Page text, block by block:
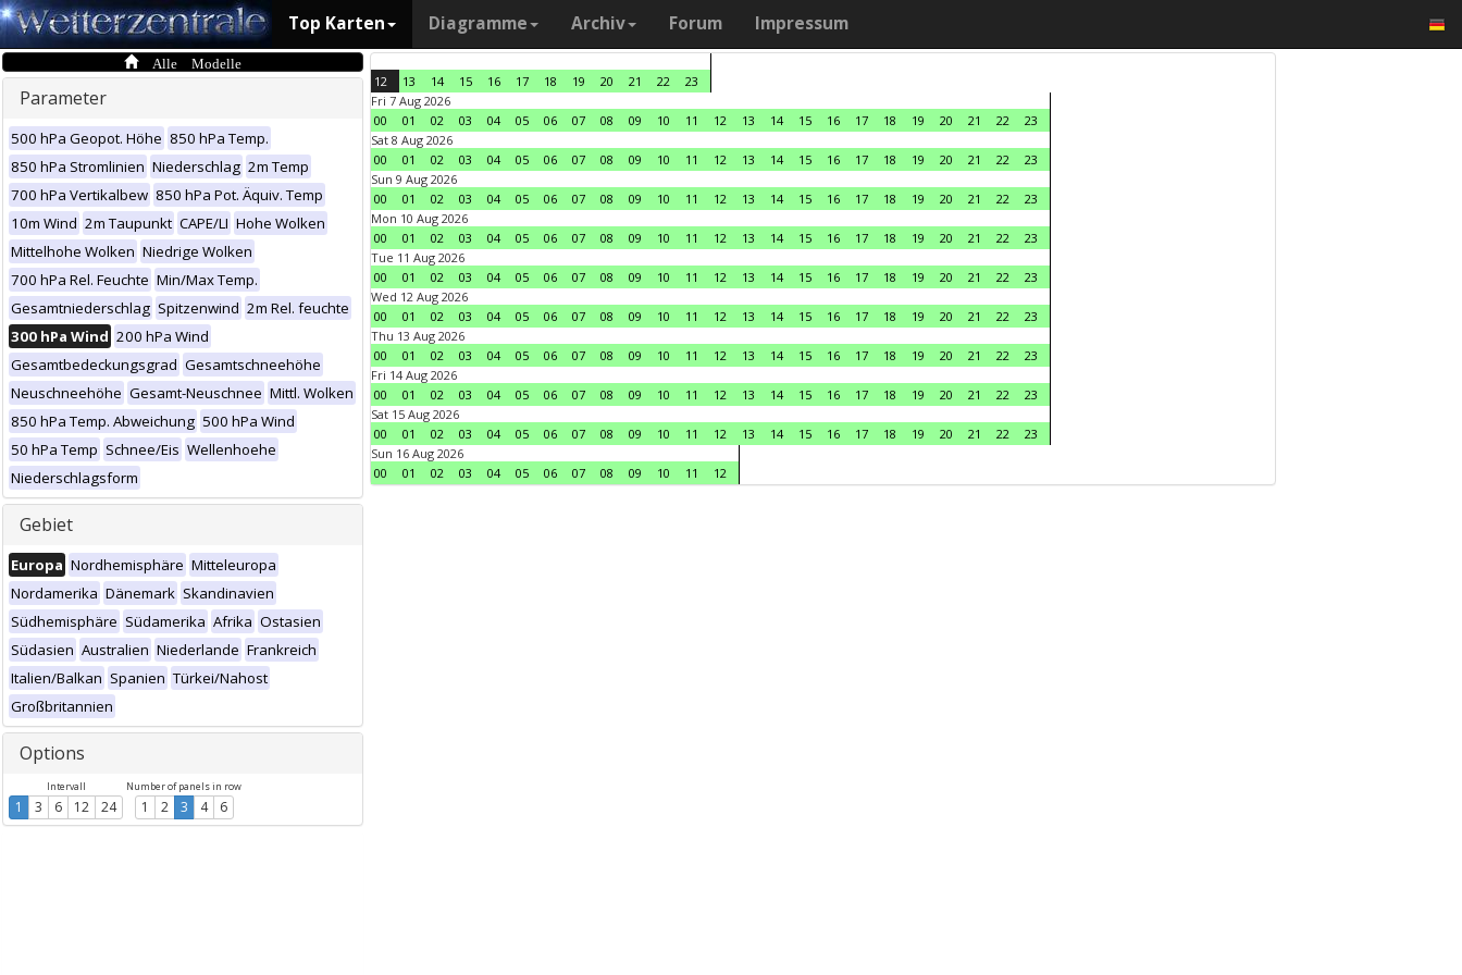
Top Karten Diagramme Archiv Forum Impressum
Alle Modelle
Parameter
500 hPa Geopot. Höhe 850 hPa Temp.
850 hPa Stromlinien Niederschlag 2m Temp
700 hPa Vertikalbew 850 hPa Pot. Äquiv. Temp
10m Wind 2m Taupunkt CAPE/LI Hohe Wolken
Mittelhohe Wolken Niedrige Wolken
700 hPa Rel. Feuchte Min/Max Temp.
Gesamtniederschlag Spitzenwind 2m Rel. feuchte
300 hPa Wind 200 hPa Wind
Gesamtbedeckungsgrad Gesamtschneehöhe
Neuschneehöhe Gesamt-Neuschnee Mittl. Wolken
850 hPa Temp. Abweichung 500 hPa Wind
50 hPa Temp Schnee/Eis Wellenhoehe
Niederschlagsform
Gebiet
Europa Nordhemisphäre Mitteleuropa
Nordamerika Dänemark Skandinavien
Südhemisphäre Südamerika Afrika Ostasien
Südasien Australien Niederlande Frankreich
Italien/Balkan Spanien Türkei/Nahost
Großbritannien
Options
Intervall
1 3 6 12 24
Number of panels in row
1 2 3 4 6
12 13 14 15 16 17 18 19 20 21 22
23
Fri 7 Aug 2026
00
01 02 03 04 05 06 07 08 09 10 11 12 13 14 15 16 17 18 19 20 21 22
23
Sat 8 Aug 2026
00
01 02 03 04 05 06 07 08 09 10 11 12 13 14 15 16 17 18 19 20 21 22
23
Sun 9 Aug 2026
00
01 02 03 04 05 06 07 08 09 10 11 12 13 14 15 16 17 18 19 20 21 22
23
Mon 10 Aug 2026
00
01 02 03 04 05 06 07 08 09 10 11 12 13 14 15 16 17 18 19 20 21 22
23
Tue 11 Aug 2026
00
01 02 03 04 05 06 07 08 09 10 11 12 13 14 15 16 17 18 19 20 21 22
23
Wed 12 Aug 2026
00
01 02 03 04 05 06 07 08 09 10 11 12 13 14 15 16 17 18 19 20 21 22
23
Thu 13 Aug 2026
00
01 02 03 04 05 06 07 08 09 10 11 12 13 14 15 16 17 18 19 20 21 22
23
Fri 14 Aug 2026
00
01 02 03 04 05 06 07 08 09 10 11 12 13 14 15 16 17 18 19 20 21 22
23
Sat 15 Aug 2026
00
01 02 03 04 05 06 07 08 09 10 11 12 13 14 15 16 17 18 19 20 21 22
23
Sun 16 Aug 2026
00
01 02 03 04 05 06 07 08 09 10 11 12